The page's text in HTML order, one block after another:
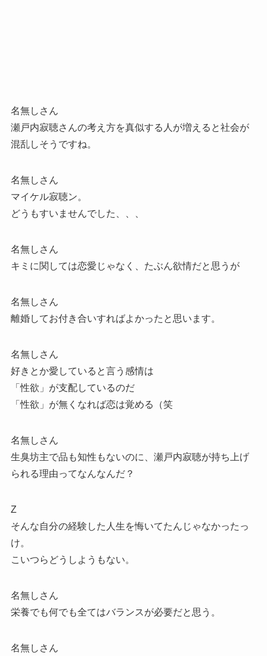
名無しさん
瀬戸内寂聴さんの考え方を真似する人が増えると社会が
混乱しそうですね。
名無しさん
マイケル寂聴ン。
どうもすいませんでした、、、
名無しさん
キミに関しては恋愛じゃなく、たぶん欲情だと思うが
名無しさん
離婚してお付き合いすればよかったと思います。
名無しさん
好きとか愛していると言う感情は
「性欲」が支配しているのだ
「性欲」が無くなれば恋は覚める（笑
名無しさん
生臭坊主で品も知性もないのに、瀬戸内寂聴が持ち上げ
られる理由ってなんなんだ？
Z
そんな自分の経験した人生を悔いてたんじゃなかったっ
け。
こいつらどうしようもない。
名無しさん
栄養でも何でも全てはバランスが必要だと思う。
名無しさん